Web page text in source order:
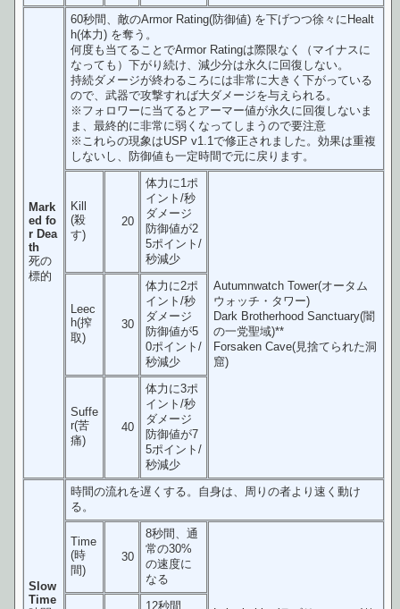
Mark
ed fo
r Dea
th
死の
標的
60秒間、敵のArmor Rating(防御値) を下げつつ徐々にHealt
h(体力) を奪う。
何度も当てることでArmor Ratingは際限なく（マイナスに
なっても）下がり続け、減少分は永久に回復しない。
持続ダメージが終わるころには非常に大きく下がっている
ので、武器で攻撃すれば大ダメージを与えられる。
※フォロワーに当てるとアーマー値が永久に回復しないま
ま、最終的に非常に弱くなってしまうので要注意
※これらの現象はUSP v1.1で修正されました。効果は重複
しないし、防御値も一定時間で元に戻ります。
Kill
(殺
す)
20
体力に1ポ
イント/秒
ダメージ
防御値が2
5ポイント/
秒減少
Autumnwatch Tower(オータム
ウォッチ・タワー)
Dark Brotherhood Sanctuary(闇
の一党聖域)**
Forsaken Cave(見捨てられた洞
窟)
Leec
h(搾
取)
30
体力に2ポ
イント/秒
ダメージ
防御値が5
0ポイント/
秒減少
Suffe
r(苦
痛)
40
体力に3ポ
イント/秒
ダメージ
防御値が7
5ポイント/
秒減少
Slow
Time
時間の流れを遅くする。自身は、周りの者より速く動け
る。
Time
(時
間)
30
8秒間、通
常の30%
の速度に
なる
12秒間、